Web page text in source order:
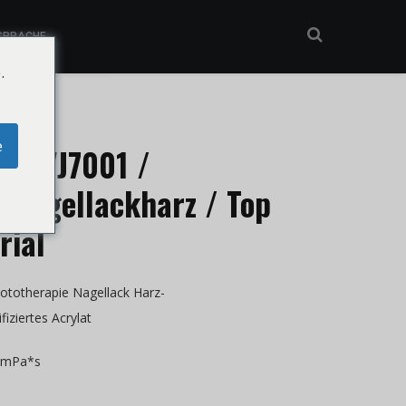
UVJ7001 /
Nagellackharz / Top
Nagellack Harz-
Acrylat